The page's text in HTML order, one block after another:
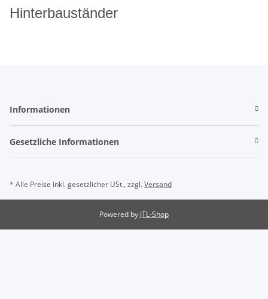
Hinterbauständer
Informationen
Gesetzliche Informationen
* Alle Preise inkl. gesetzlicher USt., zzgl.Versand
Powered by JTL-Shop